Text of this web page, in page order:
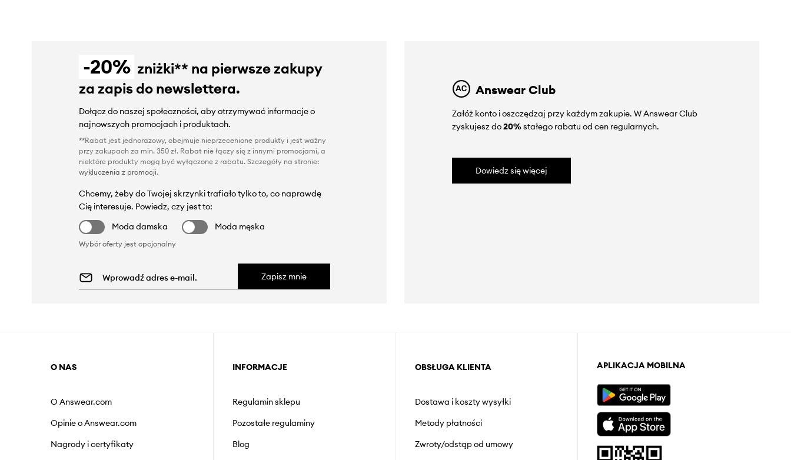
-20% zniżki** na pierwsze zakupy
za zapis do newslettera.
Dołącz do naszej społeczności, aby otrzymywać informacje o
najnowszych promocjach i produktach.
**Rabat jest jednorazowy, obejmuje nieprzecenione produkty i jest ważny
przy zakupach za min. 350 zł. Rabat nie łączy się z innymi promocjami, a
niektóre produkty mogą być wyłączone z rabatu. Szczegóły na stronie:
wykluczenia z promocji.
Chcemy, żeby do Twojej skrzynki trafiało tylko to, co naprawdę
Cię interesuje. Powiedz, czy jest to:
Moda damska
Moda męska
Wybór oferty jest opcjonalny
Zapisz mnie
Answear Club
Załóż konto i oszczędzaj przy każdym zakupie. W Answear Club
zyskujesz do20%stałego rabatu od cen regularnych.
Dowiedz się więcej
O NAS
O Answear.com
Opinie o Answear.com
Nagrody i certyfikaty
INFORMACJE
Regulamin sklepu
Pozostałe regulaminy
Blog
OBSŁUGA KLIENTA
Dostawa i koszty wysyłki
Metody płatności
Zwroty/odstąp od umowy
APLIKACJA MOBILNA